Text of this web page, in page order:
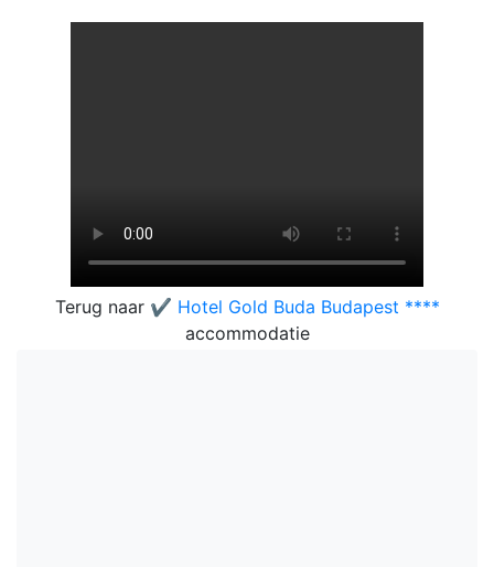
Terug naar ✔️ Hotel Gold Buda Budapest ****
accommodatie